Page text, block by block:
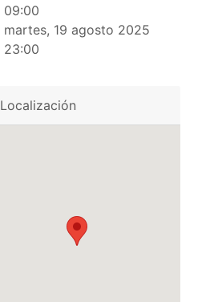
09:00
martes, 19 agosto 2025
23:00
Localización